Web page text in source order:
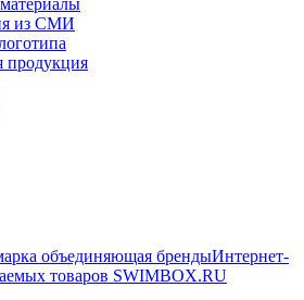
из СМИ
продукция
Интернет-
товаров SWIMBOX.RU